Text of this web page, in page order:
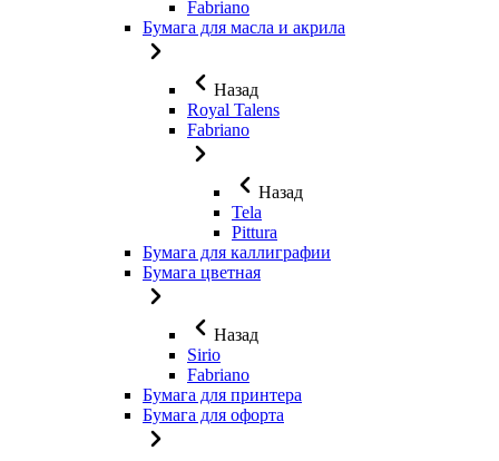
Fabriano
Бумага для масла и акрила
Назад
Royal Talens
Fabriano
Назад
Tela
Pittura
Бумага для каллиграфии
Бумага цветная
Назад
Sirio
Fabriano
Бумага для принтера
Бумага для офорта